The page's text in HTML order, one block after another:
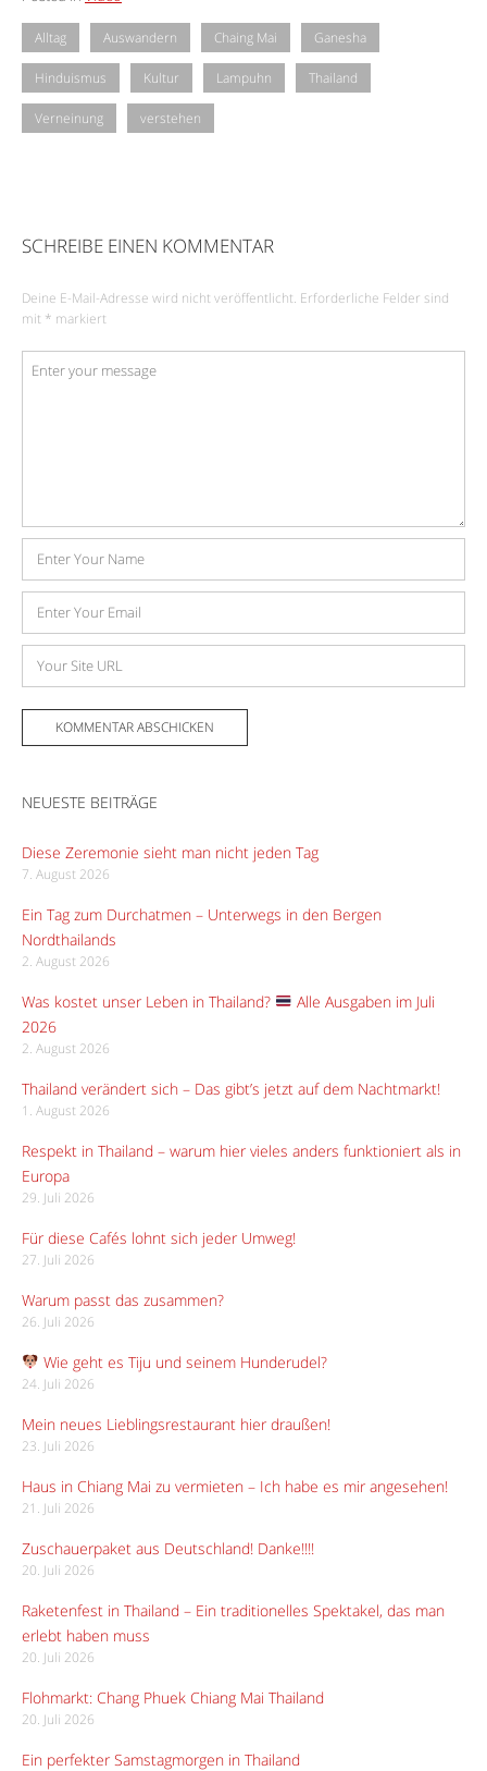
Alltag Auswandern Chaing Mai Ganesha
Hinduismus Kultur Lampuhn Thailand
Verneinung verstehen
SCHREIBE EINEN KOMMENTAR
Deine E-Mail-Adresse wird nicht veröffentlicht. Erforderliche Felder sind
mit * markiert
Kommentar
Name
Mail-
Website
NEUESTE BEITRÄGE
Diese Zeremonie sieht man nicht jeden Tag
7. August 2026
Ein Tag zum Durchatmen – Unterwegs in den Bergen
Nordthailands
2. August 2026
Was kostet unser Leben in Thailand?
Alle Ausgaben im Juli
2026
2. August 2026
Thailand verändert sich – Das gibt’s jetzt auf dem Nachtmarkt!
1. August 2026
Respekt in Thailand – warum hier vieles anders funktioniert als in
Europa
29. Juli 2026
Für diese Cafés lohnt sich jeder Umweg!
27. Juli 2026
Warum passt das zusammen?
26. Juli 2026
Wie geht es Tiju und seinem Hunderudel?
24. Juli 2026
Mein neues Lieblingsrestaurant hier draußen!
23. Juli 2026
Haus in Chiang Mai zu vermieten – Ich habe es mir angesehen!
21. Juli 2026
Zuschauerpaket aus Deutschland! Danke!!!!
20. Juli 2026
Raketenfest in Thailand – Ein traditionelles Spektakel, das man
erlebt haben muss
20. Juli 2026
Flohmarkt: Chang Phuek Chiang Mai Thailand
20. Juli 2026
Ein perfekter Samstagmorgen in Thailand